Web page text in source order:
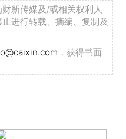
新传媒及/或相关权利人
进行转载、摘编、复制及
，获得书面